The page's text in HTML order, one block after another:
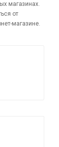
магазинах.
от
магазине.